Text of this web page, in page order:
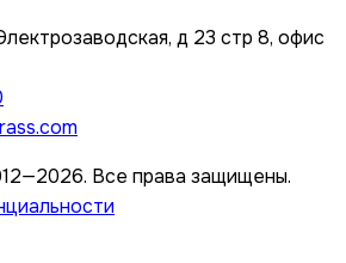
д 23 стр 8, офис
Все права защищены.